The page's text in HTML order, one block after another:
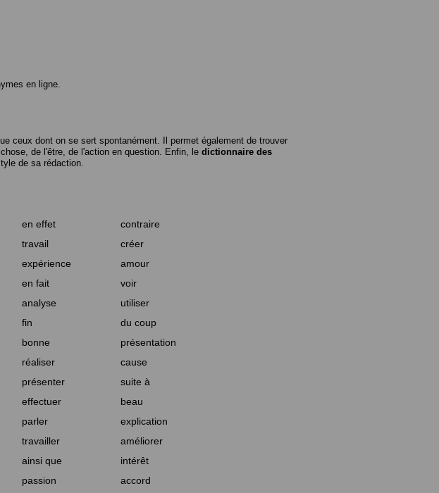
en ligne.
ceux dont on se sert spontanément. Il permet également de trouver
de l'être, de l'action en question. Enfin, le dictionnaire des
de sa rédaction.
en effet
contraire
travail
créer
expérience
amour
en fait
voir
analyse
utiliser
fin
du coup
bonne
présentation
réaliser
cause
présenter
suite à
effectuer
beau
parler
explication
travailler
améliorer
ainsi que
intérêt
passion accord